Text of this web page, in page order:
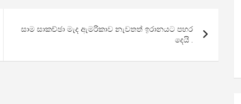
සාම සාකච්ඡා මැද ඇමරිකාව නැවතත් ඉරානයට පහර
දෙයි .